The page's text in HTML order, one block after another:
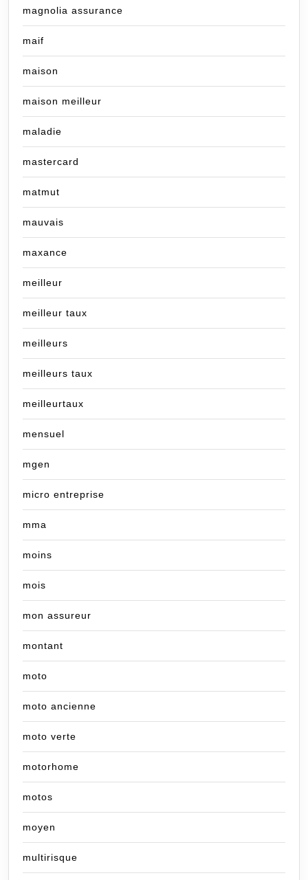
magnolia assurance
maif
maison
maison meilleur
maladie
mastercard
matmut
mauvais
maxance
meilleur
meilleur taux
meilleurs
meilleurs taux
meilleurtaux
mensuel
mgen
micro entreprise
mma
moins
mois
mon assureur
montant
moto
moto ancienne
moto verte
motorhome
motos
moyen
multirisque